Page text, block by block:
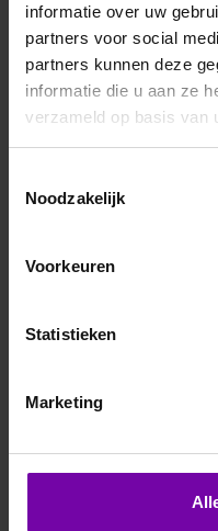
informatie over uw
partners voor social
partners kunnen deze
informatie die u aan ze
verzameld op basis van
Noodzakelijk
Voorkeuren
Statistieken
Marketing
E+E
Voor meer informatie :
Vraag een offerte aan